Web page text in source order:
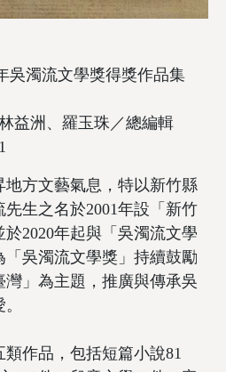
吳濁流文學獎得獎作品集
益洲、羅玉珠／總編輯
方文藝氣息，特以新竹縣
生之名於2001年設「新竹
2020年起與「吳濁流文學
吳濁流文學獎」持續鼓勵
」為主題，推廣與傳承吳
類作品，包括短篇小說81